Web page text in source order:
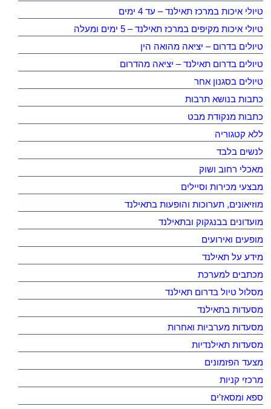
טיולי איכות במרכז תאילנד – עד 4 ימים
טיולי איכות מקיפים במרכז תאילנד – 5 ימים ומעלה
טיולים בדרום – יציאה מהואה הין
טיולים בדרום תאילנד – יציאה מהדרום
טיולים בסגנון אחר
כתבות בנושא תרבות
כתבות מנקודת מבט
ללא קטגוריה
לנשים בלבד
מאכלי רחוב ושוק
מבצעי מכירות וסיילים
מוזיאונים, תערוכות והופעות בתאילנד
מועדונים בבנגקוק ובתאילנד
מופעים ואירועים
מידע על תאילנד
מכתבים למערכת
מסלול טיול בדרום תאילנד
מסעדות בתאילנד
מסעדות מערביות ואחרות
מסעדות תאילנדיות
מצעד הפזמונים
מרכזי קניות
ספא ומסאז'ים